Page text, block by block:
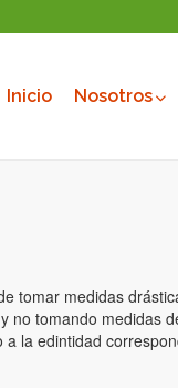
Inicio Nosotros
tomar medidas
tomando medidas
la edintidad